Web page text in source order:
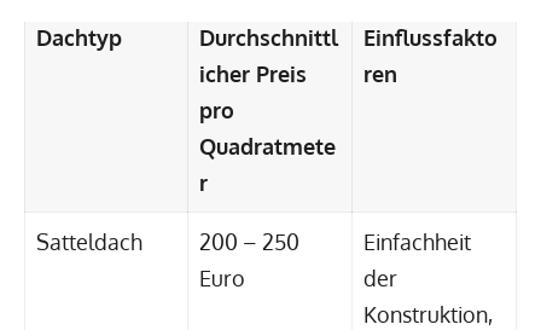
Dachtyp
Durchschnittl
icher Preis
pro
Quadratmete
r
Einflussfakto
ren
Satteldach
200 – 250
Euro
Einfachheit
der
Konstruktion,